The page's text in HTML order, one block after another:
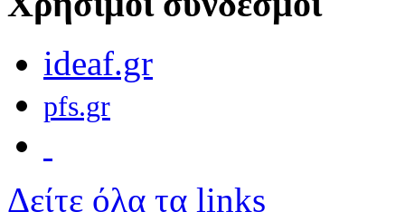
ideaf.gr
pfs.gr
Δείτε όλα τα links